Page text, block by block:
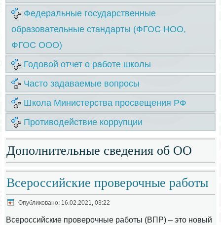
Федеральные государственные
образовательные стандарты (ФГОС НОО,
ФГОС ООО)
Годовой отчет о работе школы
Часто задаваемые вопросы
Школа Министерства просвещения РФ
Противодействие коррупции
Дополнительные сведения об ОО
Всероссийские проверочные работы
Опубликовано: 16.02.2021, 03:22
Всероссийские проверочные работы (ВПР) – это новый